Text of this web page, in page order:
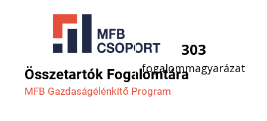
Összetartók Fogalomtára
MFB Gazdaság­élénkítő Program
303
fogalommagyarázat